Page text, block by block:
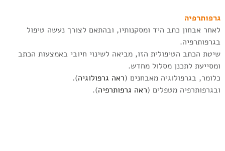
גרפותרפיה
לאחר אבחון כתב היד ומסקנותיו, ובהתאם לצורך נעשה טיפול
בגרפותרפיה.
שיטת הכתב הטיפולית הזו, מביאה לשינוי חיובי באמצעות הכתב
ומסייעת לתכנן מסלול מחדש.
כלומר, בגרפולוגיה מאבחנים (ראה גרפולוגיה).
ובגרפותרפיה מטפלים (ראה גרפותרפיה).